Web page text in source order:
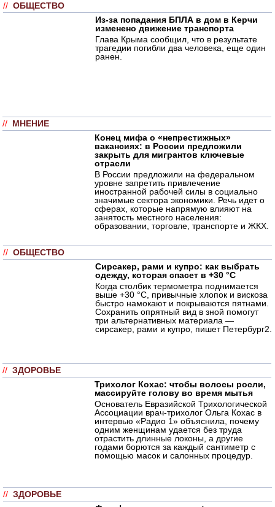
// ОБЩЕСТВО
Из-за попадания БПЛА в дом в Керчи
изменено движение транспорта
Глава Крыма сообщил, что в результате
трагедии погибли два человека, еще один
ранен.
// МНЕНИЕ
Конец мифа о «непрестижных»
вакансиях: в России предложили
закрыть для мигрантов ключевые
отрасли
В России предложили на федеральном
уровне запретить привлечение
иностранной рабочей силы в социально
значимые сектора экономики. Речь идет о
сферах, которые напрямую влияют на
занятость местного населения:
образовании, торговле, транспорте и ЖКХ.
// ОБЩЕСТВО
Сирсакер, рами и купро: как выбрать
одежду, которая спасет в +30 °C
Когда столбик термометра поднимается
выше +30 °C, привычные хлопок и вискоза
быстро намокают и покрываются пятнами.
Сохранить опрятный вид в зной помогут
три альтернативных материала —
сирсакер, рами и купро, пишет Петербург2.
// ЗДОРОВЬЕ
Трихолог Кохас: чтобы волосы росли,
массируйте голову во время мытья
Основатель Евразийской Трихологической
Ассоциации врач-трихолог Ольга Кохас в
интервью «Радио 1» объяснила, почему
одним женщинам удается без труда
отрастить длинные локоны, а другие
годами борются за каждый сантиметр с
помощью масок и салонных процедур.
// ЗДОРОВЬЕ